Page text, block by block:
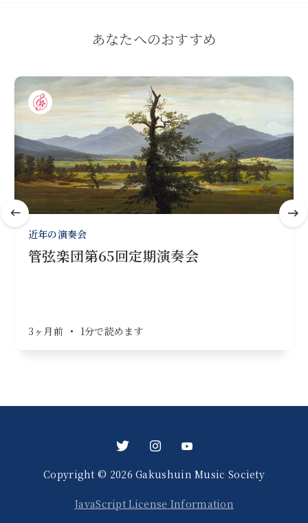
あなたへのおすすめ
近年の演奏会
管弦楽団第65回定期演奏会
3ヶ月前 • 1分で読めます
Copyright © 2026 Gakushuin Music Society
JavaScript License Information